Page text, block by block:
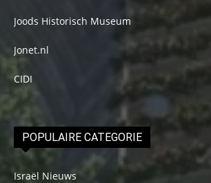
Joods Historisch Museum
Jonet.nl
CIDI
POPULAIRE CATEGORIE
Israël Nieuws